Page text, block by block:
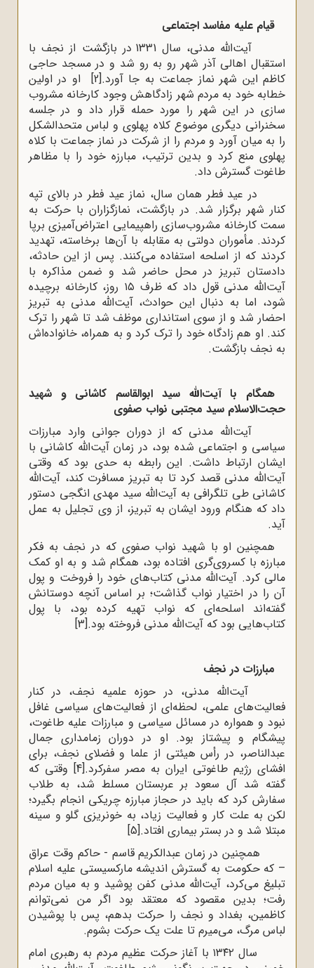
علیه مفاسد اجتماعی
آیت‌الله مدنی، سال 1331 در بازگشت از نجف با
استقبال اهالی آذر شهر رو به رو شد و در مسجد حاجی
کاظم این شهر نماز جماعت به جا آورد. [2]او در اولین
خطابه خود به مردم شهر زادگاهش وجود کارخانه مشروب
سازی در این شهر را مورد حمله قرار داد و در جلسه
سخنرانی دیگری موضوع کلاه پهلوی و لباس متحدالشکل
را به میان آورد و مردم را از شرکت در نماز جماعت با کلاه
پهلوی منع کرد و بدین ترتیب، مبارزه خود را با مظاهر
طاغوت گسترش داد.
در عید فطر همان سال، نماز عید فطر در بالای تپه
کنار شهر برگزار شد. در بازگشت، نمازگزاران با حرکت به
سمت کارخانه مشروب‌سازی راهپیمایی اعتراض‌آمیزی برپا
کردند. مأموران دولتی به مقابله با آن‌ها برخاسته، تهدید
کردند که از اسلحه استفاده می‌کنند. پس از این حادثه،
دادستان تبریز در محل حاضر شد و ضمن مذاکره با
آیت‌الله مدنی قول داد که ظرف ۱۵ روز، کارخانه برچیده
شود، اما به دنبال این حوادث، آیت‌الله مدنی به تبریز
احضار شد و از سوی استانداری موظف شد تا شهر را ترک
کند. او هم زادگاه خود را ترک کرد و به همراه، خانواده‌اش
به نجف بازگشت.
همگام با آیت‌الله سید ابوالقاسم کاشانی و شهید
حجت‌الاسلام سید مجتبی نواب صفوی
آیت‌الله مدنی که از دوران جوانی وارد مبارزات
سیاسی و اجتماعی شده بود، در زمان آیت‌الله کاشانی با
ایشان ارتباط داشت. این رابطه به حدی بود که وقتی
آیت‌الله مدنی قصد کرد تا به تبریز مسافرت کند، آیت‌الله
کاشانی طی تلگرافی به آیت‌الله سید مهدی انگجی دستور
داد که هنگام ورود ایشان به تبریز، از وی تجلیل به عمل
همچنین او با شهید نواب صفوی که در نجف به فکر
مبارزه با کسروی‌گری افتاده بود، همگام شد و به او کمک
مالی کرد. آیت‌الله مدنی کتاب‌های خود را فروخت و پول
آن را در اختیار نواب گذاشت؛ بر اساس آنچه دوستانش
گفته‌اند اسلحه‌ای که نواب تهیه کرده بود، با پول
کتاب‌هایی بود که آیت‌الله مدنی فروخته بود.[3]
مبارزات در نجف
آیت‌الله مدنی، در حوزه علمیه نجف، در کنار
فعالیت‌های علمی، لحظه‌ای از فعالیت‌های سیاسی غافل
نبود و همواره در مسائل سیاسی و مبارزات علیه طاغوت،
پیشگام و پیشتاز بود. او در دوران زمامداری جمال
عبدالناصر، در رأس هیئتی از علما و فضلای نجف، برای
افشای رژیم طاغوتی ایران به مصر سفرکرد.[4]وقتی که
گفته شد آل سعود بر عربستان مسلط شد، به طلاب
سفارش کرد که باید در حجاز مبارزه چریکی انجام بگیرد؛
لکن به علت کار و فعالیت زیاد، به خونریزی گلو و سینه
مبتلا شد و در بستر بیماری افتاد. [5]
همچنین در زمان عبدالکریم قاسم - حاکم وقت عراق
– که حکومت به گسترش اندیشه مارکسیستی علیه اسلام
تبلیغ می‌کرد، آیت‌الله مدنی کفن پوشید و به میان مردم
رفت؛ بدین مقصود که معتقد بود اگر من نمی‌توانم
کاظمین، بغداد و نجف را حرکت بدهم، پس با پوشیدن
لباس مرگ، می‌میرم تا علت یک حرکت بشوم.
سال ۱۳۴۲ با آغاز حرکت عظیم مردم به رهبری امام